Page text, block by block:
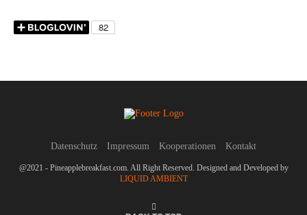
Datenschutz Impressum Kooperationen Kontakt
@2021 - Pineapplebreakfast.com. All Right Reserved. Designed and Developed by
LIQUID AMBIENT